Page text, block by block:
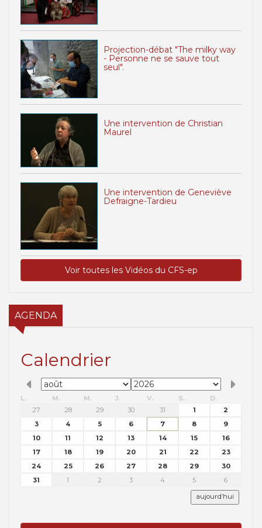
Projection-débat "The milky way
- Personne ne se sauve tout
seul".
Une intervention de Christian
Maurel
Une intervention de Geneviève
Defraigne-Tardieu
Voir toutes les Vidéos du CFS-ep
AGENDA
Calendrier
L. M. M. J. V. S.
D.
27
28 29 30 31 1
2
3
4 5 6 7 8
9
10
11 12 13 14 15
16
17
18 19 20 21 22
23
24
25 26 27 28 29
30
31
1 2 3 4 5 6
aujourd’hui